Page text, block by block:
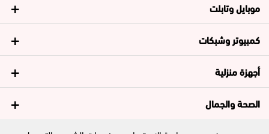
موبايل وتابلت
كمبيوتر وشبكات
أجهزة منزلية
الصحة والجمال